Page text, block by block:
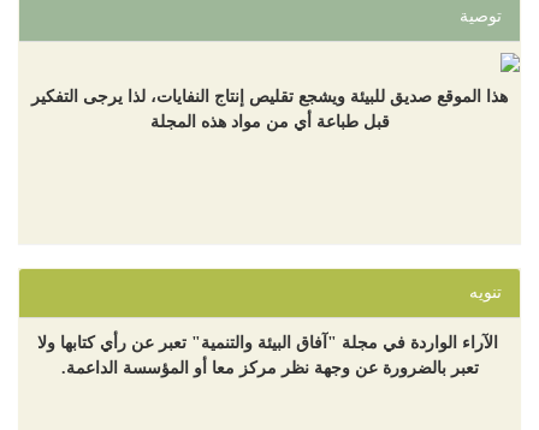
توصية
هذا الموقع صديق للبيئة ويشجع تقليص إنتاج النفايات، لذا يرجى التفكير
قبل طباعة أي من مواد هذه المجلة
تنويه
الآراء الواردة في مجلة "آفاق البيئة والتنمية" تعبر عن رأي كتابها ولا
تعبر بالضرورة عن وجهة نظر مركز معا أو المؤسسة الداعمة.